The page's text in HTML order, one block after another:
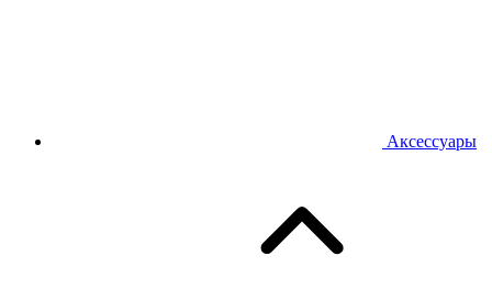
Аксессуары